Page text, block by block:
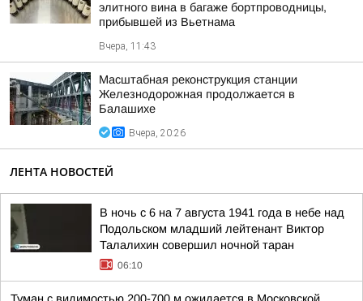
элитного вина в багаже бортпроводницы,
прибывшей из Вьетнама
Вчера, 11:43
Масштабная реконструкция станции
Железнодорожная продолжается в
Балашихе
Вчера, 20:26
ЛЕНТА НОВОСТЕЙ
В ночь с 6 на 7 августа 1941 года в небе над
Подольском младший лейтенант Виктор
Талалихин совершил ночной таран
06:10